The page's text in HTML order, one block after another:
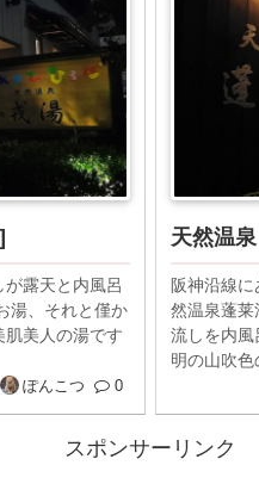
露天と内風呂
湯、それと僅か
美人の湯です
ぽんこつ 0
天然温
阪神沿線
然温泉蓬莱
流しを内風
明の山吹
るので美
スポンサーリンク